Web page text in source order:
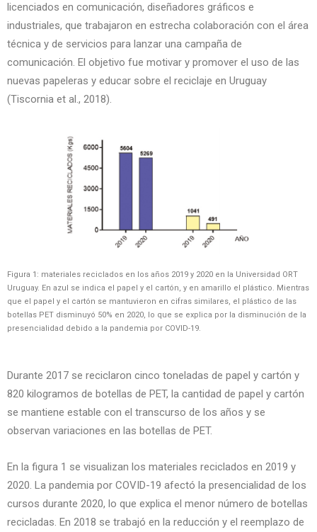
licenciados en comunicación, diseñadores gráficos e
industriales, que trabajaron en estrecha colaboración con el área
técnica y de servicios para lanzar una campaña de
comunicación. El objetivo fue motivar y promover el uso de las
nuevas papeleras y educar sobre el reciclaje en Uruguay
(Tiscornia et al., 2018).
Figura 1: materiales reciclados en los años 2019 y 2020 en la Universidad ORT
Uruguay. En azul se indica el papel y el cartón, y en amarillo el plástico. Mientras
que el papel y el cartón se mantuvieron en cifras similares, el plástico de las
botellas PET disminuyó 50% en 2020, lo que se explica por la disminución de la
presencialidad debido a la pandemia por COVID-19.
Durante 2017 se reciclaron cinco toneladas de papel y cartón y
820 kilogramos de botellas de PET, la cantidad de papel y cartón
se mantiene estable con el transcurso de los años y se
observan variaciones en las botellas de PET.
En la figura 1 se visualizan los materiales reciclados en 2019 y
2020. La pandemia por COVID-19 afectó la presencialidad de los
cursos durante 2020, lo que explica el menor número de botellas
recicladas. En 2018 se trabajó en la reducción y el reemplazo de